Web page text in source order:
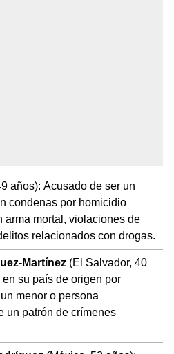
años): Acusado de ser un
condenas por homicidio
arma mortal, violaciones de
relacionados con drogas.
Martínez (El Salvador, 40
su país de origen por
menor o persona
un patrón de crímenes